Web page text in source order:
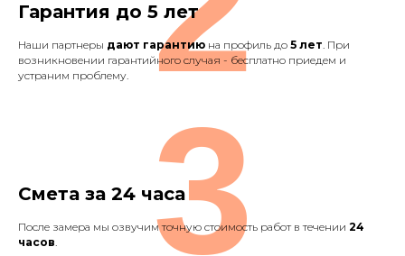
Гарантия до 5 лет
Наши партнеры дают гарантию на профиль до 5 лет . При
возникновении гарантийного случая - бесплатно приедем и
устраним проблему.
Смета за 24 часа
После замера мы озвучим точную стоимость работ в течении 24
часов
3